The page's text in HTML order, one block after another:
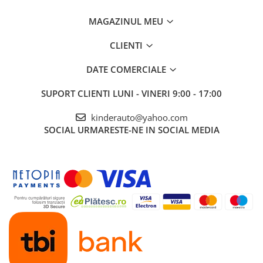
Produs recomanda pentru copil24 - 60 de luni
GARANTIE 24 Luni
PosibilitateRETUR
MAGAZINUL MEU
CLIENTI
DATE COMERCIALE
SUPORT CLIENTI LUNI - VINERI 9:00 - 17:00
kinderauto@yahoo.com
SOCIAL URMARESTE-NE IN SOCIAL MEDIA